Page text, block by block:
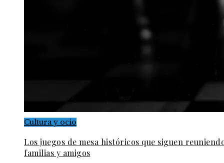
Cultura y ocio
Los juegos de mesa históricos que siguen
familias y amigos